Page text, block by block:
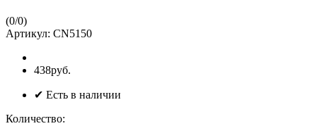
(0/0)
Артикул: CN5150
438руб.
✔ Есть в наличии
Количество: